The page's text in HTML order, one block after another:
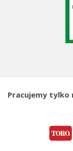
Pracujemy tylko